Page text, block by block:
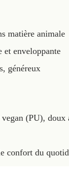
matière animale
et enveloppante
généreux
(PU), doux
confort du